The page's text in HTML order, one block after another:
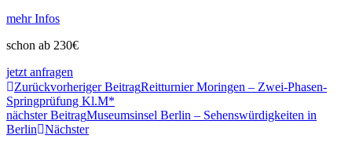
mehr Infos
schon ab 230€
jetzt anfragen
Zurückvorheriger BeitragReitturnier Moringen – Zwei-Phasen-
Springprüfung Kl.M*
nächster BeitragMuseumsinsel Berlin – Sehenswürdigkeiten in
Berlin
Nächster